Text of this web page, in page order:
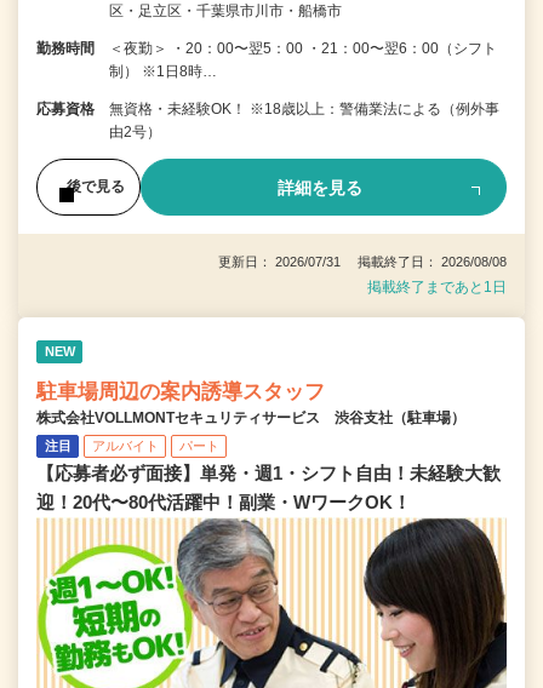
区・足立区・千葉県市川市・船橋市
勤務時間
＜夜勤＞ ・20：00〜翌5：00 ・21：00〜翌6：00（シフト
制） ※1日8時…
応募資格
無資格・未経験OK！ ※18歳以上：警備業法による（例外事
由2号）
後で見る 詳細を見る
更新日： 2026/07/31 掲載終了日： 2026/08/08
掲載終了まであと1日
NEW
駐車場周辺の案内誘導スタッフ
株式会社VOLLMONTセキュリティサービス 渋谷支社（駐車場）
注目 アルバイト パート
【応募者必ず面接】単発・週1・シフト自由！未経験大歓
迎！20代〜80代活躍中！副業・WワークOK！